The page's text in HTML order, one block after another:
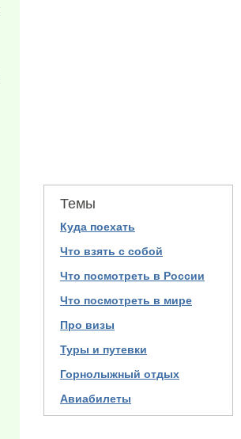
Темы
Куда поехать
Что взять с собой
Что посмотреть в России
Что посмотреть в мире
Про визы
Туры и путевки
Горнолыжный отдых
Авиабилеты